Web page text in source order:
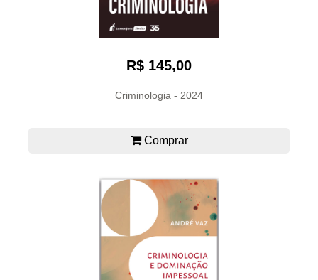
R$ 145,00
Criminologia - 2024
Comprar